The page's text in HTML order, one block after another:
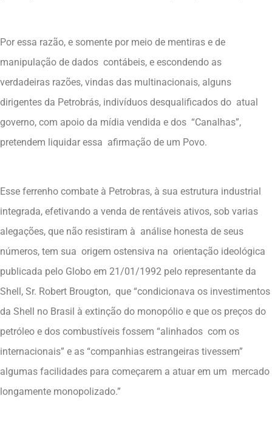
Por essa razão, e somente por meio de mentiras e de
manipulação de dados contábeis, e escondendo as
verdadeiras razões, vindas das multinacionais, alguns
dirigentes da Petrobrás, indivíduos desqualificados do atual
governo, com apoio da mídia vendida e dos “Canalhas”,
pretendem liquidar essa afirmação de um Povo.
Esse ferrenho combate à Petrobras, à sua estrutura industrial
integrada, efetivando a venda de rentáveis ativos, sob varias
alegações, que não resistiram à análise honesta de seus
números, tem sua origem ostensiva na orientação ideológica
publicada pelo Globo em 21/01/1992 pelo representante da
Shell, Sr. Robert Brougton, que “condicionava os investimentos
da Shell no Brasil à extinção do monopólio e que os preços do
petróleo e dos combustíveis fossem “alinhados com os
internacionais” e as “companhias estrangeiras tivessem”
algumas facilidades para começarem a atuar em um mercado
longamente monopolizado.”